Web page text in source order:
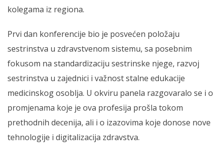
kolegama iz regiona.
Prvi dan konferencije bio je posvećen položaju
sestrinstva u zdravstvenom sistemu, sa posebnim
fokusom na standardizaciju sestrinske njege, razvoj
sestrinstva u zajednici i važnost stalne edukacije
medicinskog osoblja. U okviru panela razgovaralo se i o
promjenama koje je ova profesija prošla tokom
prethodnih decenija, ali i o izazovima koje donose nove
tehnologije i digitalizacija zdravstva.